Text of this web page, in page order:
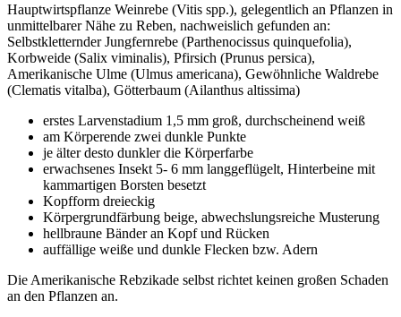
Hauptwirtspflanze Weinrebe (Vitis spp.), gelegentlich an Pflanzen in
unmittelbarer Nähe zu Reben, nachweislich gefunden an:
Selbstkletternder Jungfernrebe (Parthenocissus quinquefolia),
Korbweide (Salix viminalis), Pfirsich (Prunus persica),
Amerikanische Ulme (Ulmus americana), Gewöhnliche Waldrebe
(Clematis vitalba), Götterbaum (Ailanthus altissima)
erstes Larvenstadium 1,5 mm groß, durchscheinend weiß
am Körperende zwei dunkle Punkte
je älter desto dunkler die Körperfarbe
erwachsenes Insekt 5- 6 mm langgeflügelt, Hinterbeine mit
kammartigen Borsten besetzt
Kopfform dreieckig
Körpergrundfärbung beige, abwechslungsreiche Musterung
hellbraune Bänder an Kopf und Rücken
auffällige weiße und dunkle Flecken bzw. Adern
Die Amerikanische Rebzikade selbst richtet keinen großen Schaden
an den Pflanzen an.